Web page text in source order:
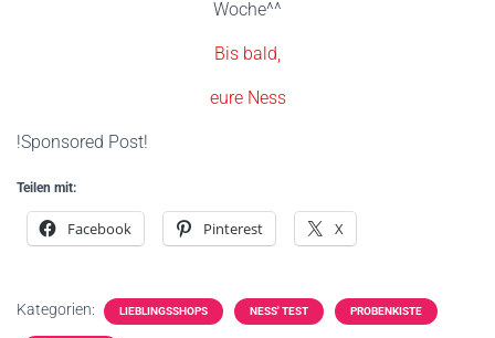
Woche^^
Bis bald,
eure Ness
!Sponsored Post!
Teilen mit:
Facebook Pinterest X
Kategorien: LIEBLINGSSHOPS NESS' TEST PROBENKISTE